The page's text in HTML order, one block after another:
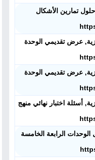
تمارين الأشكال
عرض تقديمي الوحدة
عرض تقديمي الوحدة
أسئلة اختبار نهائي منهج
الرابعة الخامسة